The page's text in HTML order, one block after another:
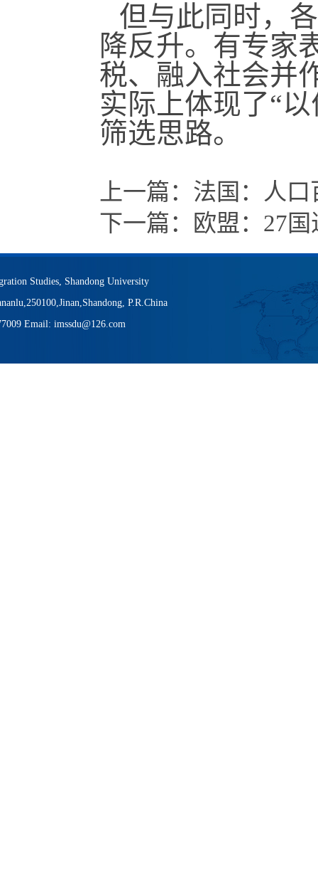
但与此同时，
降反升。有专家
税、融入社会并
实际上体现了“
筛选思路。
上一篇： 法国：人口
下一篇：
欧盟：27
Studies, Shandong University
P.R.China
Email: imssdu@126.com